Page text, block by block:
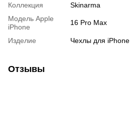
Коллекция
Skinarma
Модель Apple
iPhone
16 Pro Max
Изделие Чехлы для iPhone
Отзывы